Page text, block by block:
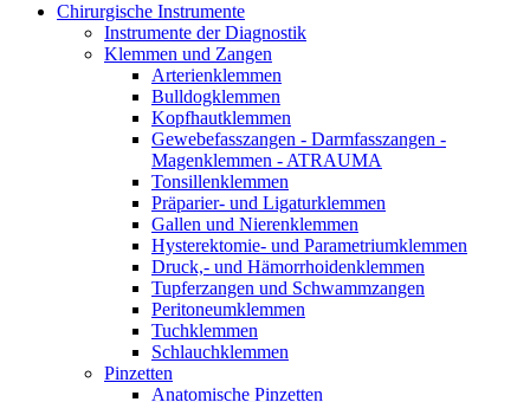
Chirurgische Instrumente
Instrumente der Diagnostik
Klemmen und Zangen
Arterienklemmen
Bulldogklemmen
Kopfhautklemmen
Gewebefasszangen - Darmfasszangen -
Magenklemmen - ATRAUMA
Tonsillenklemmen
Präparier- und Ligaturklemmen
Gallen und Nierenklemmen
Hysterektomie- und Parametriumklemmen
Druck,- und Hämorrhoidenklemmen
Tupferzangen und Schwammzangen
Peritoneumklemmen
Tuchklemmen
Schlauchklemmen
Pinzetten
Anatomische Pinzetten